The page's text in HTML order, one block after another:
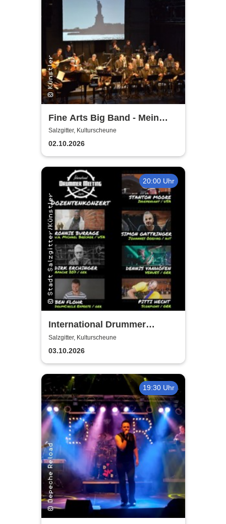
Fine Arts Big Band - Mein
amerikanischer Traum - True
Stories
Salzgitter, Kulturscheune
02.10.2026
20:00 Uhr
International Drummer
Meeting Konzert |
Kulturscheune
Salzgitter, Kulturscheune
03.10.2026
19:30 Uhr